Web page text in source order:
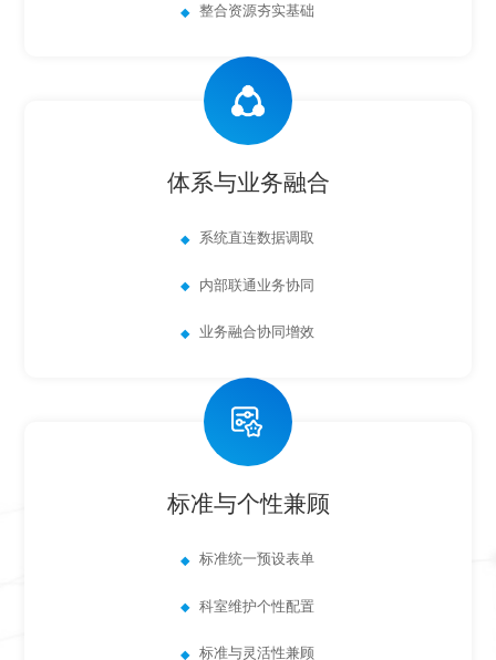
整合资源夯实基础
体系与业务融合
系统直连数据调取
内部联通业务协同
业务融合协同增效
标准与个性兼顾
标准统一预设表单
科室维护个性配置
标准与灵活性兼顾